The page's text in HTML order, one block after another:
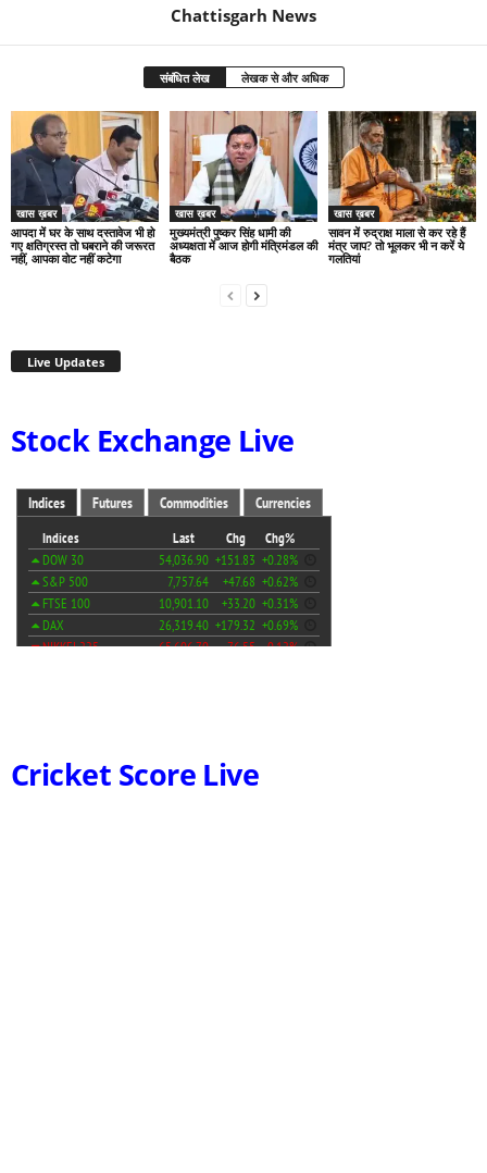
Chattisgarh News
संबंधित लेख लेखक से और अधिक
खास ख़बर
आपदा में घर के साथ दस्तावेज भी हो
गए क्षतिग्रस्त तो घबराने की जरूरत
नहीं, आपका वोट नहीं कटेगा
खास ख़बर
मुख्यमंत्री पुष्कर सिंह धामी की
अध्यक्षता में आज होगी मंत्रिमंडल की
बैठक
खास ख़बर
सावन में रुद्राक्ष माला से कर रहे हैं
मंत्र जाप? तो भूलकर भी न करें ये
गलतियां
Live Updates
Stock Exchange Live
Cricket Score Live